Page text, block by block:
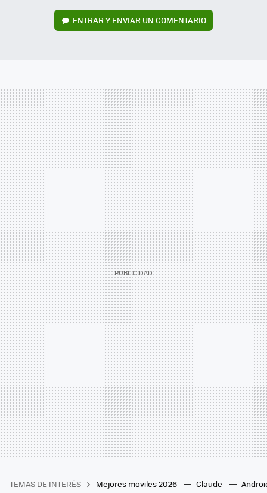
ENTRAR Y ENVIAR UN COMENTARIO
TEMAS DE INTERÉS Mejores moviles 2026 Claude